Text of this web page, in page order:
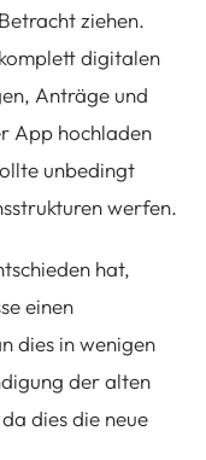
ziehen.
digitalen
Anträge und
App hochladen
unbedingt
werfen.
hat,
einen
dies in wenigen
der alten
dies die neue